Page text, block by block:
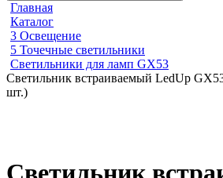
Главная
Каталог
3 Освещение
5 Точечные светильники
Светильники для ламп GХ53
Cветильник встраиваемый LedUp
шт.)